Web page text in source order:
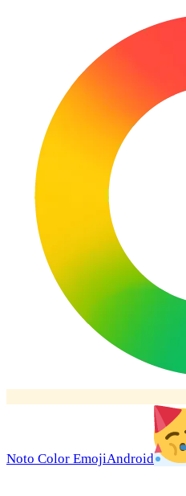
Noto Color EmojiAndroid